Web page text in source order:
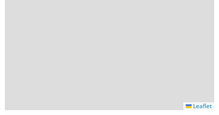
Leaflet